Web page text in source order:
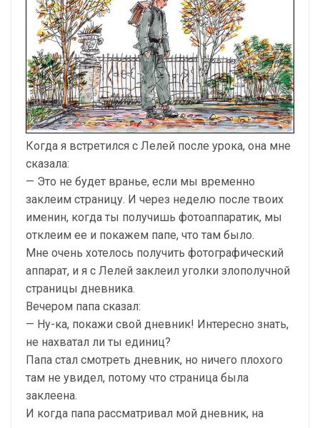
Когда я встретился с Лелей после урока, она мне
сказала:
— Это не будет вранье, если мы временно
заклеим страницу. И через неделю после твоих
именин, когда ты получишь фотоаппаратик, мы
отклеим ее и покажем папе, что там было.
Мне очень хотелось получить фотографический
аппарат, и я с Лелей заклеил уголки злополучной
страницы дневника.
Вечером папа сказал:
— Ну-ка, покажи свой дневник! Интересно знать,
не нахватал ли ты единиц?
Папа стал смотреть дневник, но ничего плохого
там не увидел, потому что страница была
заклеена.
И когда папа рассматривал мой дневник, на